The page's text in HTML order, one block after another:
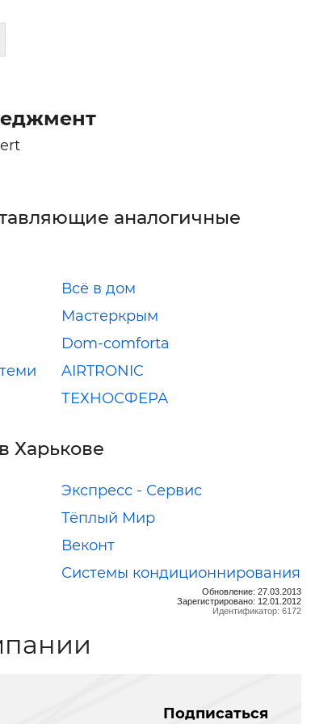
аналогичные
Всё в дом
Мастеркрым
Dom-comforta
AIRTRONIC
ТЕХНОСФЕРА
Харькове
Экспресс - Сервис
Тёплый Мир
Веконт
Системы кондиционнирования
Обновление: 27.03.2013
Зарегистрировано: 12.01.2012
Идентификатор: 6172
Подписаться